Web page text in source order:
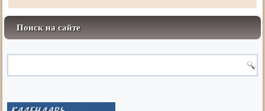
Поиск на сайте